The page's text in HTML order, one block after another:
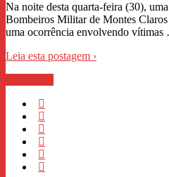
Na noite desta quarta-feira (30),
Bombeiros Militar de Montes Claros
uma ocorrência envolvendo
Leia esta postagem ›